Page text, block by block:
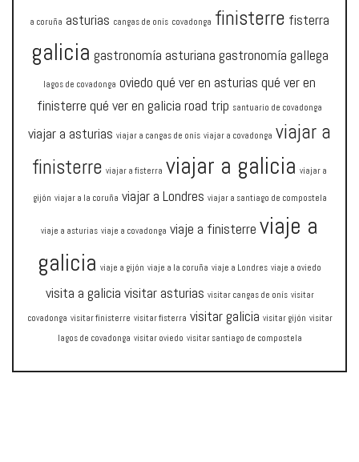
a coruña asturias cangas de onís covadonga finisterre fisterra
galicia gastronomía asturiana gastronomía gallega
lagos de covadonga oviedo qué ver en asturias qué ver en
finisterre qué ver en galicia road trip santuario de covadonga
viajar a asturias viajar a cangas de onís viajar a covadonga viajar a
finisterre viajar a fisterra viajar a galicia viajar a
gijón viajar a la coruña viajar a Londres viajar a santiago de compostela
viaje a asturias viaje a covadonga viaje a finisterre viaje a
galicia viaje a gijón viaje a la coruña viaje a Londres viaje a oviedo
visita a galicia visitar asturias visitar cangas de onís visitar
covadonga visitar finisterre visitar fisterra visitar galicia visitar gijón visitar
lagos de covadonga visitar oviedo visitar santiago de compostela